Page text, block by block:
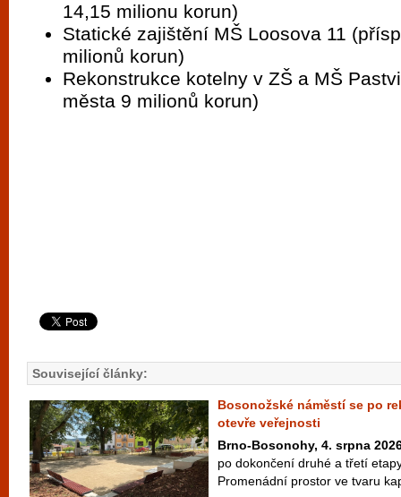
14,15 milionu korun)
Statické zajištění MŠ Loosova 11
milionů korun)
Rekonstrukce kotelny v ZŠ a MŠ
města 9 milionů korun)
Související články:
Bosonožské náměstí se po
otevře veřejnosti
Brno-Bosonohy, 4. srpna
po dokončení druhé a třetí
Promenádní prostor ve tvaru